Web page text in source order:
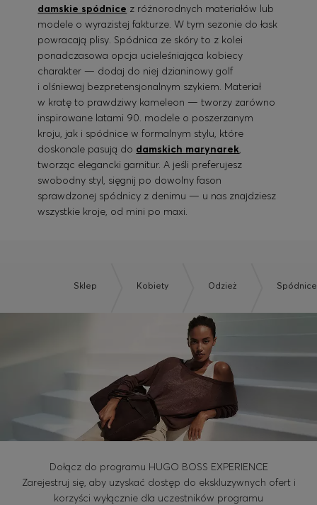
damskie spódnice z różnorodnych materiałów lub
modele o wyrazistej fakturze. W tym sezonie do łask
powracają plisy. Spódnica ze skóry to z kolei
ponadczasowa opcja ucieleśniająca kobiecy
charakter — dodaj do niej dzianinowy golf
i olśniewaj bezpretensjonalnym szykiem. Materiał
w kratę to prawdziwy kameleon — tworzy zarówno
inspirowane latami 90. modele o poszerzanym
kroju, jak i spódnice w formalnym stylu, które
doskonale pasują do damskich marynarek
tworząc elegancki garnitur. A jeśli preferujesz
swobodny styl, sięgnij po dowolny fason
sprawdzonej spódnicy z denimu — u nas znajdziesz
wszystkie kroje, od mini po maxi.
Sklep Kobiety Odzież
Dołącz do programu HUGO BOSS EXPERIENCE
Zarejestruj się, aby uzyskać dostęp do ekskluzywnych ofert i
korzyści wyłącznie dla uczestników programu